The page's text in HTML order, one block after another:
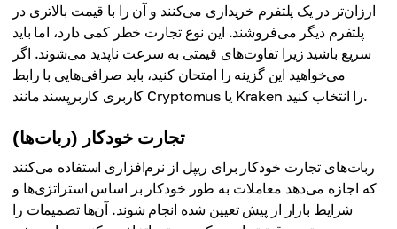
ارزان‌تر در یک پلتفرم خریداری می‌کنند و آن را با قیمت بالاتری در
پلتفرم دیگر می‌فروشند. این نوع تجارت خطر کمی دارد، اما باید
سریع باشید زیرا تفاوت‌های قیمتی به سرعت ناپدید می‌شوند. اگر
می‌خواهید این گزینه را امتحان کنید، باید صرافی‌هایی با رابط
کاربری کاربرپسند مانند Cryptomus یا Kraken را انتخاب کنید.
تجارت خودکار (ربات‌ها)
ربات‌های تجارت خودکار برای ریپل از نرم‌افزاری استفاده می‌کنند
که اجازه می‌دهد معاملات به طور خودکار بر اساس استراتژی‌ها و
شرایط بازار از پیش تعیین شده انجام شوند. آن‌ها تصمیمات را